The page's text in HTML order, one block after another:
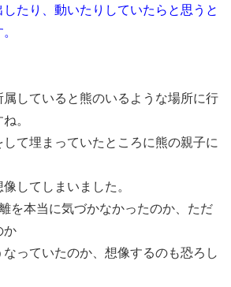
たり、動いたりしていたらと思うと
していると熊のいるような場所に行
。
て埋まっていたところに熊の親子に
してしまいました。
を本当に気づかなかったのか、ただ
か
っていたのか、想像するのも恐ろし